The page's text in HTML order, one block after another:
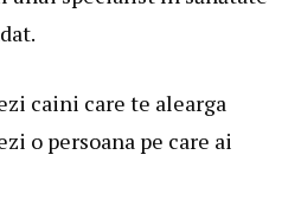
caini care te alearga
o persoana pe care ai